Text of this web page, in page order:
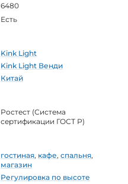
6480
Есть
Kink Light
Kink Light Венди
Китай
Ростест (Система
сертификации ГОСТ Р)
гостиная, кафе, спальня,
магазин
Регулировка по высоте